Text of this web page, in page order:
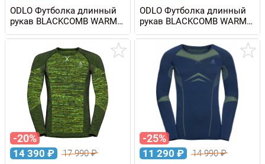
ODLO Футболка длинный
рукав BLACKCOMB WARM
Eco женская
ODLO Футболка длинный
рукав BLACKCOMB WARM
Eco женская
-20%
14 390 ₽ 17 990₽
-25%
11 290 ₽ 14 990₽